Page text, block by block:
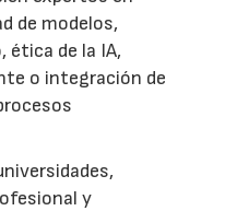
de modelos,
de la IA,
o integración de
y